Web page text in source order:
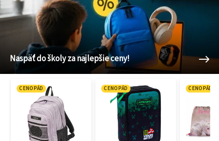
Naspäť do školy za najlepšie ceny!
CENOPÁD CENOPÁD CENOPÁD